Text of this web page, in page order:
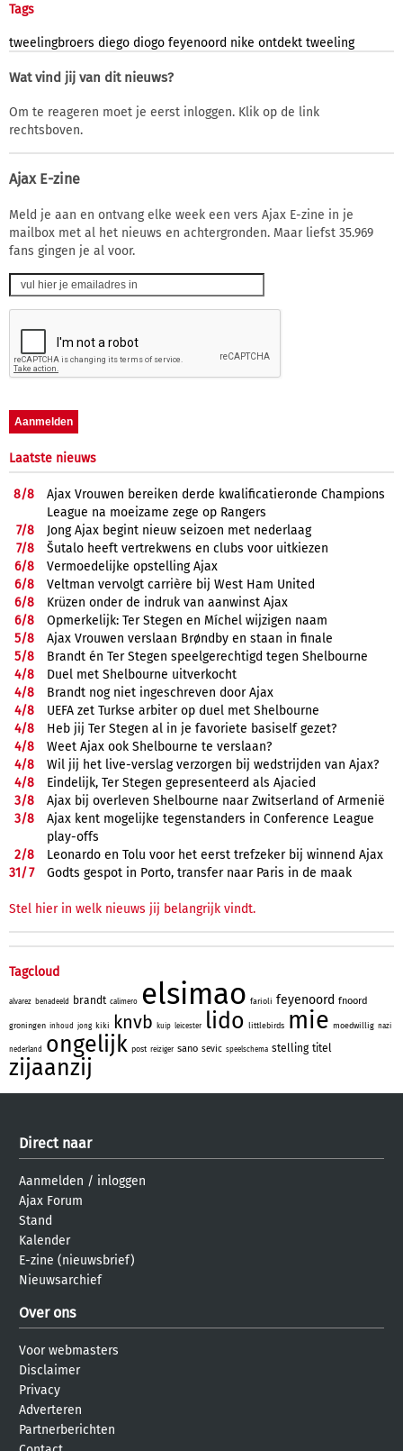
Tags
tweelingbroers diego diogo feyenoord nike ontdekt tweeling
Wat vind jij van dit nieuws?
Om te reageren moet je eerst inloggen. Klik op de link
rechtsboven.
Ajax E-zine
Meld je aan en ontvang elke week een vers Ajax E-zine in je
mailbox met al het nieuws en achtergronden. Maar liefst 35.969
fans gingen je al voor.
Laatste nieuws
8/8
Ajax Vrouwen bereiken derde kwalificatieronde Champions
League na moeizame zege op Rangers
7/8
Jong Ajax begint nieuw seizoen met nederlaag
7/8
Šutalo heeft vertrekwens en clubs voor uitkiezen
6/8
Vermoedelijke opstelling Ajax
6/8
Veltman vervolgt carrière bij West Ham United
6/8
Krüzen onder de indruk van aanwinst Ajax
6/8
Opmerkelijk: Ter Stegen en Míchel wijzigen naam
5/8
Ajax Vrouwen verslaan Brøndby en staan in finale
5/8
Brandt én Ter Stegen speelgerechtigd tegen Shelbourne
4/8
Duel met Shelbourne uitverkocht
4/8
Brandt nog niet ingeschreven door Ajax
4/8
UEFA zet Turkse arbiter op duel met Shelbourne
4/8
Heb jij Ter Stegen al in je favoriete basiself gezet?
4/8
Weet Ajax ook Shelbourne te verslaan?
4/8
Wil jij het live-verslag verzorgen bij wedstrijden van Ajax?
4/8
Eindelijk, Ter Stegen gepresenteerd als Ajacied
3/8
Ajax bij overleven Shelbourne naar Zwitserland of Armenië
3/8
Ajax kent mogelijke tegenstanders in Conference League
play-offs
2/8
Leonardo en Tolu voor het eerst trefzeker bij winnend Ajax
31/7 Godts gespot in Porto, transfer naar Paris in de maak
Stel hier in welk nieuws jij belangrijk vindt.
Tagcloud
alvarez benadeeld brandt calimero elsimao farioli feyenoord fnoord
groningen inhoud jong kiki knvb kuip leicester lido littlebirds mie moedwillig nazi
nederland ongelijk post reiziger sano sevic speelschema stelling titel
zijaanzij
Direct naar
Aanmelden / inloggen
Ajax Forum
Stand
Kalender
E-zine (nieuwsbrief)
Nieuwsarchief
Over ons
Voor webmasters
Disclaimer
Privacy
Adverteren
Partnerberichten